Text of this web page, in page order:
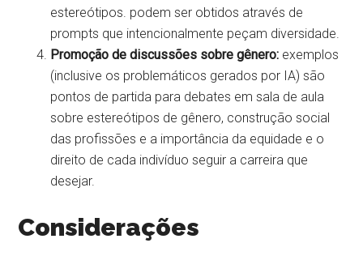
estereótipos. podem ser obtidos através de
prompts que intencionalmente peçam diversidade.
Promoção de discussões sobre gênero: exemplos
(inclusive os problemáticos gerados por IA) são
pontos de partida para debates em sala de aula
sobre estereótipos de gênero, construção social
das profissões e a importância da equidade e o
direito de cada indivíduo seguir a carreira que
desejar.
Considerações